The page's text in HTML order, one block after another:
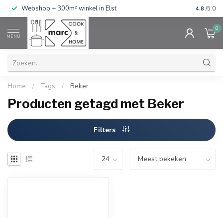
Webshop + 300m² winkel in Elst Gratis
4.8 /5.0
MENU
0
Home / Tags / Beker
Producten getagd met Beker
Filters